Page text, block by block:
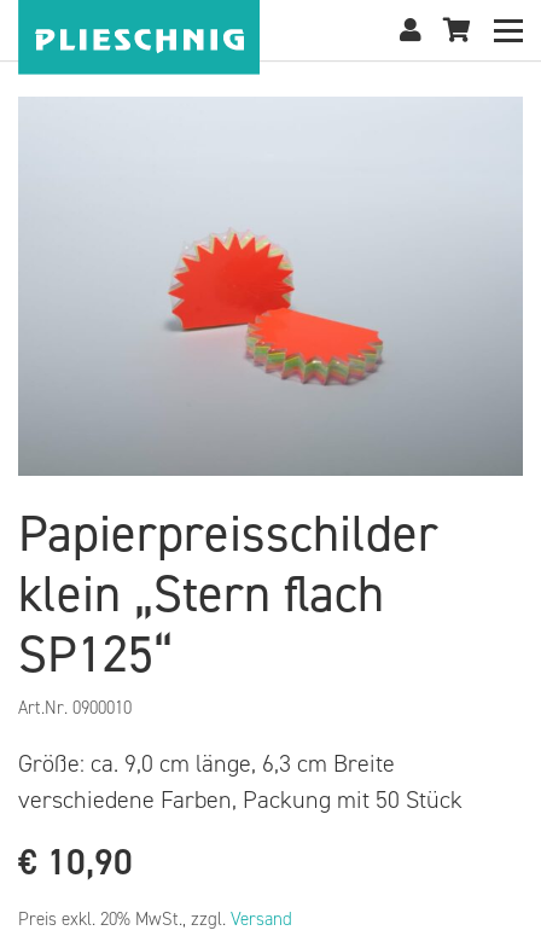
Papierpreisschilder
klein „Stern flach
SP125“
Art.Nr. 0900010
Größe: ca. 9,0 cm länge, 6,3 cm Breite
verschiedene Farben, Packung mit 50 Stück
€ 10,90
Preis exkl. 20% MwSt., zzgl. Versand